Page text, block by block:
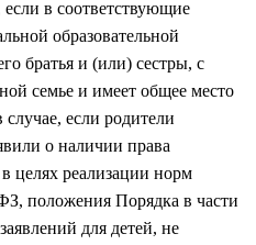
в соответствующие
образовательной
братья и (или) сестры, с
семье и имеет общее место
если родители
о наличии права
целях реализации норм
положения Порядка в части
для детей, не